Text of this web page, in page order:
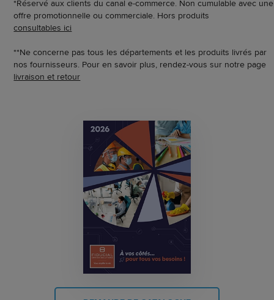
*Réservé aux clients du canal e-commerce. Non cumulable avec une
offre promotionnelle ou commerciale. Hors produits
consultables ici
**Ne concerne pas tous les départements et les produits livrés par
nos fournisseurs. Pour en savoir plus, rendez-vous sur notre page
livraison et retour